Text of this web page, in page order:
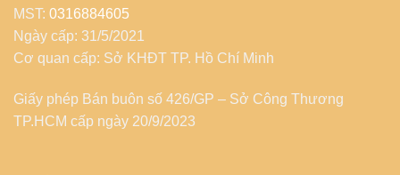
MST: 0316884605
Ngày cấp: 31/5/2021
Cơ quan cấp: Sở KHĐT TP. Hồ Chí Minh
Giấy phép Bán buôn số 426/GP – Sở Công Thương
TP.HCM cấp ngày 20/9/2023